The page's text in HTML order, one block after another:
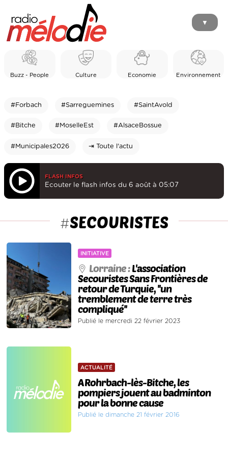
▼
Buzz - People Culture Economie Environnement
#Forbach #Sarreguemines #SaintAvold
#Bitche #MoselleEst #AlsaceBossue
#Municipales2026 ⇥ Toute l'actu
FLASH INFOS
Ecouter le flash infos du 6 août à 05:07
#SECOURISTES
INITIATIVE
Lorraine :L'association
Secouristes Sans Frontières de
retour de Turquie, ''un
tremblement de terre très
compliqué''
Publié le mercredi 22 février 2023
ACTUALITÉ
A Rohrbach-lès-Bitche, les
pompiers jouent au badminton
pour la bonne cause
Publié le dimanche 21 février 2016